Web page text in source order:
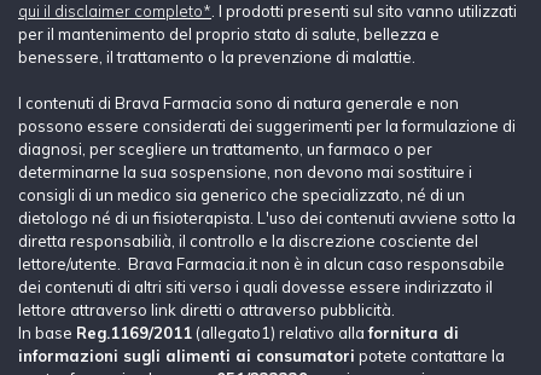
qui il disclaimer completo* . I prodotti presenti sul sito vanno utilizzati
per il mantenimento del proprio stato di salute, bellezza e
benessere, il trattamento o la prevenzione di malattie.
I contenuti di Brava Farmacia sono di natura generale e non
possono essere considerati dei suggerimenti per la formulazione di
diagnosi, per scegliere un trattamento, un farmaco o per
determinarne la sua sospensione, non devono mai sostituire i
consigli di un medico sia generico che specializzato, né di un
dietologo né di un fisioterapista. L'uso dei contenuti avviene sotto la
diretta responsabilià, il controllo e la discrezione cosciente del
lettore/utente. Brava Farmacia.it non è in alcun caso responsabile
dei contenuti di altri siti verso i quali dovesse essere indirizzato il
lettore attraverso link diretti o attraverso pubblicità.
In base Reg.1169/2011 (allegato1) relativo allafornitura di
informazioni sugli alimenti ai consumatori potete contattare la